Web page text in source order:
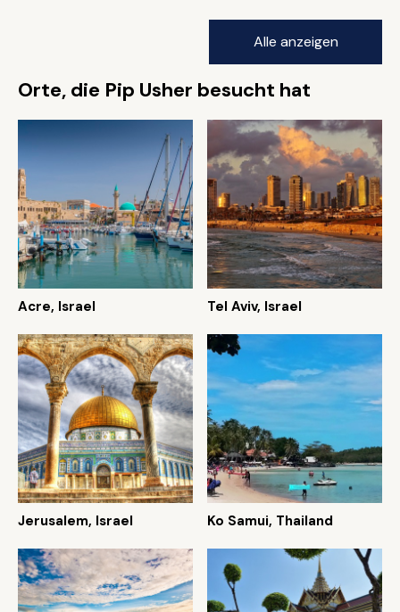
Alle anzeigen
Orte, die Pip Usher besucht hat
Acre, Israel Tel Aviv, Israel
Jerusalem, Israel Ko Samui, Thailand